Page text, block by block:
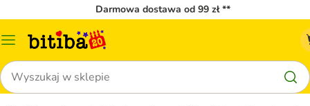
Darmowa dostawa od 99 zł **
Menu
Szukaj